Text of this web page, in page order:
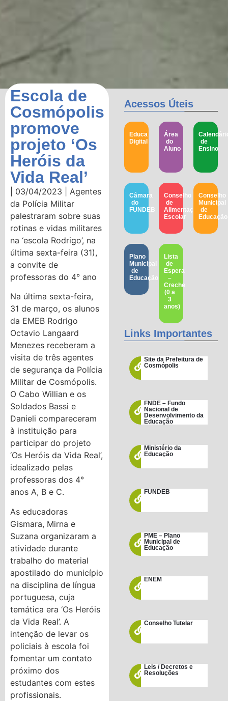
Escola de
Cosmópolis
promove
projeto ‘Os
Heróis da
Vida Real’
| 03/04/2023 | Agentes
da Polícia Militar
palestraram sobre suas
rotinas e vidas militares
na ‘escola Rodrigo’, na
última sexta-feira (31),
a convite de
professoras do 4° ano
Na última sexta-feira,
31 de março, os alunos
da EMEB Rodrigo
Octavio Langaard
Menezes receberam a
visita de três agentes
de segurança da Polícia
Militar de Cosmópolis.
O Cabo Willian e os
Soldados Bassi e
Danieli compareceram
à instituição para
participar do projeto
‘Os Heróis da Vida Real’,
idealizado pelas
professoras dos 4°
anos A, B e C.
As educadoras
Gismara, Mirna e
Suzana organizaram a
atividade durante
trabalho do material
apostilado do município
na disciplina de língua
portuguesa, cuja
temática era ‘Os Heróis
da Vida Real’. A
intenção de levar os
policiais à escola foi
fomentar um contato
próximo dos
estudantes com estes
profissionais.
Acessos Úteis
Educa
Digital
Área
do
Aluno
de
Ensino
Câmara
do
FUNDEB
Conselho
de
Alimentação
Escolar
Conselho
Municipal
de
Educação​
Plano
Municipal
de
Educação
Lista
de
Espera
–
Creche
(0 a
3
anos)
Links Importantes
Site da Prefeitura de
Cosmópolis
FNDE – Fundo
Nacional de
Desenvolvimento da
Educação
Ministério da
Educação
FUNDEB
PME – Plano
Municipal de
Educação
ENEM
Conselho Tutelar
Leis / Decretos e
Resoluções